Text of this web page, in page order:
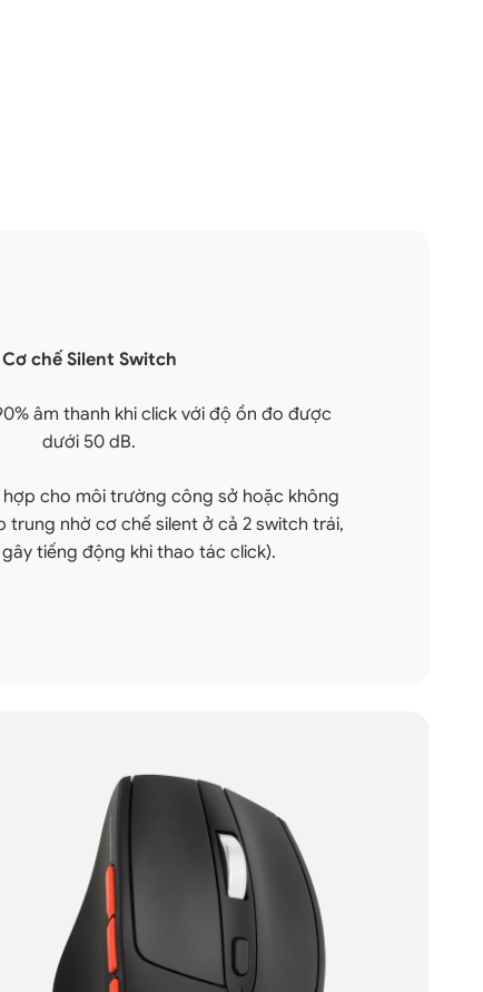
Cơ chế Silent Switch
âm thanh khi click với độ ồn đo được
dưới 50 dB.
cho môi trường công sở hoặc không
trung nhờ cơ chế silent ở cả 2 switch trái,
tiếng động khi thao tác click).